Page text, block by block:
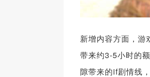
新增内容方面，游
带来约3-5小时的
隙带来的if剧情线